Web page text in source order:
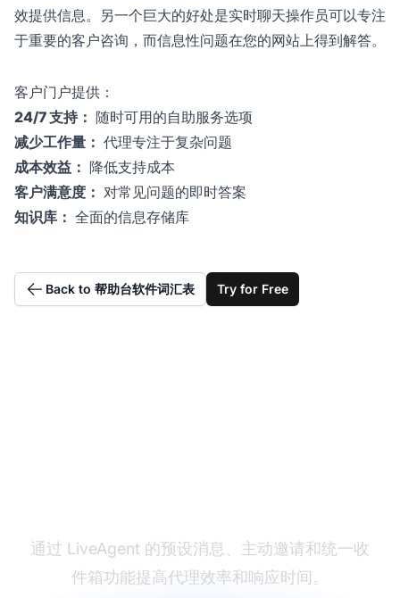
效提供信息。另一个巨大的好处是实时聊天操作员可以专注
于重要的客户咨询，而信息性问题在您的网站上得到解答。
客户门户提供：
24/7 支持： 随时可用的自助服务选项
减少工作量： 代理专注于复杂问题
成本效益： 降低支持成本
客户满意度： 对常见问题的即时答案
知识库： 全面的信息存储库
Back to 帮助台软件词汇表 Try for Free
通过 LiveAgent 的预设消息、主动邀请和统一收
件箱功能提高代理效率和响应时间。